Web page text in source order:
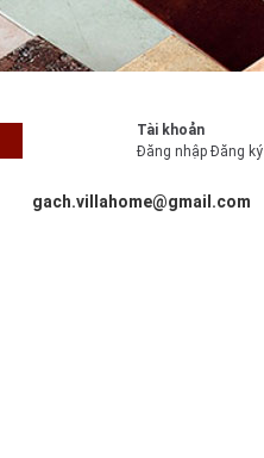
Tài khoản
Đăng nhập Đăng ký
gach.villahome@gmail.com